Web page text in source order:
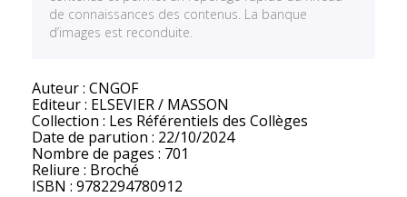
de connaissances des contenus. La banque
d’images est reconduite.
Auteur : CNGOF
Editeur : ELSEVIER / MASSON
Collection : Les Référentiels des Collèges
Date de parution : 22/10/2024
Nombre de pages : 701
Reliure : Broché
ISBN : 9782294780912